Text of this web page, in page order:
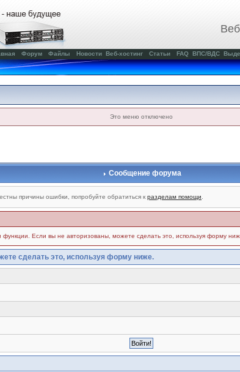
Форум Файлы Новости Веб-хостинг Статьи FAQ ВПС/ВДС
Это меню отключено
Сообщение форума
причины ошибки, попробуйте обратиться к разделам помощи
функции. Если вы не авторизованы, можете сделать это, используя форму
сделать это, используя форму ниже.